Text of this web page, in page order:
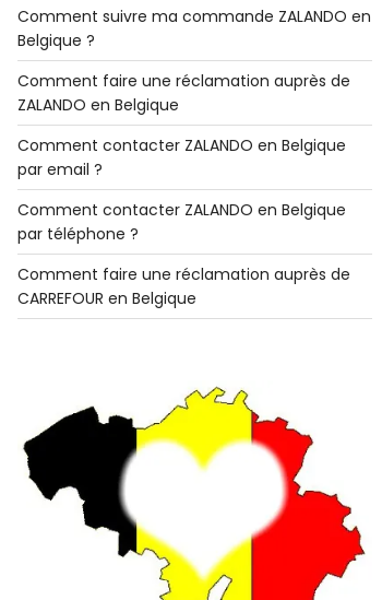
Comment suivre ma commande ZALANDO en
Belgique ?
Comment faire une réclamation auprès de
ZALANDO en Belgique
Comment contacter ZALANDO en Belgique
par email ?
Comment contacter ZALANDO en Belgique
par téléphone ?
Comment faire une réclamation auprès de
CARREFOUR en Belgique